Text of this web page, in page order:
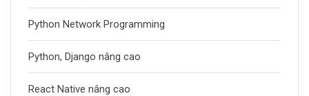
Python Network Programming
Python, Django nâng cao
React Native nâng cao